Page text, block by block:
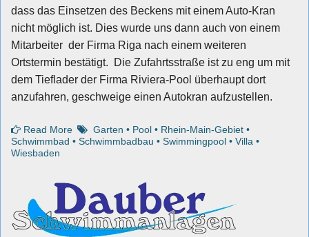
dass das Einsetzen des Beckens mit einem Auto-Kran
nicht möglich ist. Dies wurde uns dann auch von einem
Mitarbeiter der Firma Riga nach einem weiteren
Ortstermin bestätigt. Die Zufahrtsstraße ist zu eng um mit
dem Tieflader der Firma Riviera-Pool überhaupt dort
anzufahren, geschweige einen Autokran aufzustellen.
Read More Garten • Pool • Rhein-Main-Gebiet •
Schwimmbad • Schwimmbadbau • Swimmingpool • Villa •
Wiesbaden